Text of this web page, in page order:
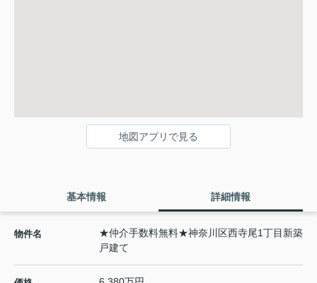
地図アプリで見る
基本情報 詳細情報
物件名
★仲介手数料無料★神奈川区西寺尾1丁目新築
戸建て